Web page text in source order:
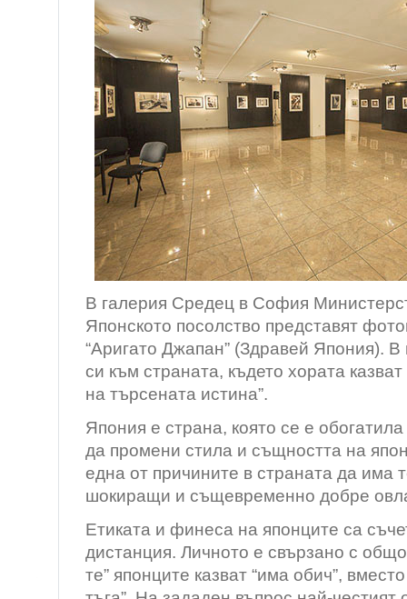
В галерия Средец в София
Японското посолство представят
“Аригато Джапан” (Здравей Япония). В
си към страната, където хората казват
на търсената истина”.
Япония е страна, която се е
да промени стила и същността на
една от причините в страната да има
шокиращи и същевременно добре
Етиката и финеса на японците са
дистанция. Личното е свързано с
те” японците казват “има обич”,